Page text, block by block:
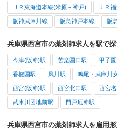
ＪＲ東海道本線(米原－神戸) ＪＲ
阪神武庫川線 阪急神戸本線 阪
兵庫県西宮市の薬剤師求人を駅で
今津(阪神)駅 苦楽園口駅 甲子
香櫨園駅 夙川駅 鳴尾・武庫川
西宮(阪神)駅 西宮北口駅 西宮
武庫川団地前駅 門戸厄神駅
兵庫県西宮市の薬剤師求人を雇用